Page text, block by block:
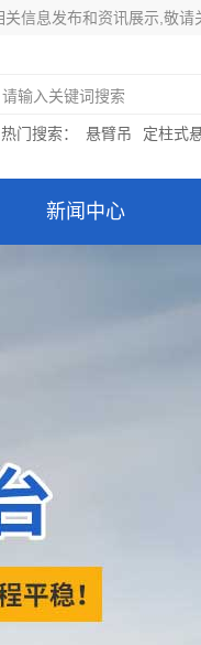
关信息发布和资讯展示,敬请
热门搜索： 悬臂吊 定柱式
新闻中心